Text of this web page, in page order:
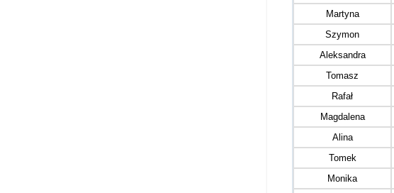
Martyna
Szymon
Aleksandra
Tomasz
Rafał
Magdalena
Alina
Tomek
Monika